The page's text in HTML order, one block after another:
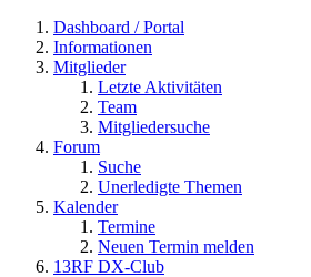
Dashboard / Portal
Informationen
Mitglieder
Letzte Aktivitäten
Team
Mitgliedersuche
Forum
Suche
Unerledigte Themen
Kalender
Termine
Neuen Termin melden
13RF DX-Club